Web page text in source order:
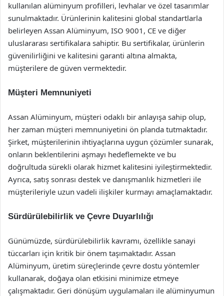
kullanılan alüminyum profilleri, levhalar ve özel tasarımlar
sunulmaktadır. Ürünlerinin kalitesini global standartlarla
belirleyen Assan Alüminyum, ISO 9001, CE ve diğer
uluslararası sertifikalara sahiptir. Bu sertifikalar, ürünlerin
güvenilirliğini ve kalitesini garanti altına almakta,
müşterilere de güven vermektedir.
Müşteri Memnuniyeti
Assan Alüminyum, müşteri odaklı bir anlayışa sahip olup,
her zaman müşteri memnuniyetini ön planda tutmaktadır.
Şirket, müşterilerinin ihtiyaçlarına uygun çözümler sunarak,
onların beklentilerini aşmayı hedeflemekte ve bu
doğrultuda sürekli olarak hizmet kalitesini iyileştirmektedir.
Ayrıca, satış sonrası destek ve danışmanlık hizmetleri ile
müşterileriyle uzun vadeli ilişkiler kurmayı amaçlamaktadır.
Sürdürülebilirlik ve Çevre Duyarlılığı
Günümüzde, sürdürülebilirlik kavramı, özellikle sanayi
tüccarları için kritik bir önem taşımaktadır. Assan
Alüminyum, üretim süreçlerinde çevre dostu yöntemler
kullanarak, doğaya olan etkisini minimize etmeye
çalışmaktadır. Geri dönüşüm uygulamaları ile alüminyumun